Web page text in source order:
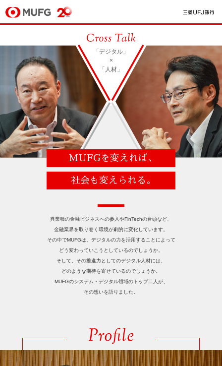
「デジタル」
×
「人材」
MUFGを変えれば、
社会も変えられる。
異業種の金融ビジネスへの参入やFinTechの台頭など、
金融業界を取り巻く環境が劇的に変化しています。
その中でMUFGは、デジタルの力を活用することによって
どう変わっていこうとしているのでしょうか。
そして、その推進力としてのデジタル人材には、
どのような期待を寄せているのでしょうか。
MUFGのシステム・デジタル領域のトップ二人が、
その想いを語りました。